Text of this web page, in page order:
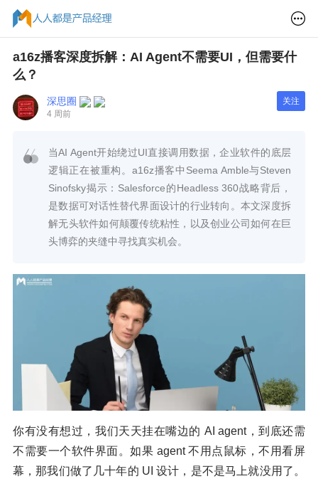
a16z播客深度拆解：AI Agent不需要UI，但需要什
么？
深思圈
4 周前
关注
当AI Agent开始绕过UI直接调用数据，企业软件的底层
逻辑正在被重构。a16z播客中Seema Amble与Steven
Sinofsky揭示：Salesforce的Headless 360战略背后，
是数据可对话性替代界面设计的行业转向。本文深度拆
解无头软件如何颠覆传统粘性，以及创业公司如何在巨
头博弈的夹缝中寻找真实机会。
你有没有想过，我们天天挂在嘴边的 AI agent，到底还需
不需要一个软件界面。如果 agent 不用点鼠标，不用看屏
幕，那我们做了几十年的 UI 设计，是不是马上就没用了。